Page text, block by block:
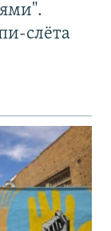
слёта